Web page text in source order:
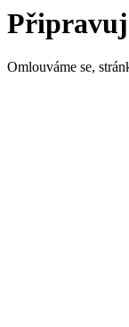
Omlouváme se,